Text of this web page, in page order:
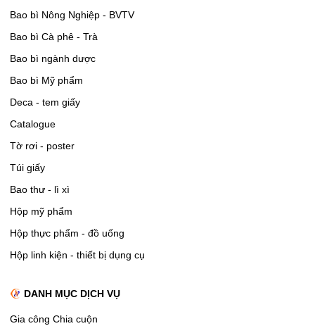
Bao bì Nông Nghiệp - BVTV
Bao bì Cà phê - Trà
Bao bì ngành dược
Bao bì Mỹ phẩm
Deca - tem giấy
Catalogue
Tờ rơi - poster
Túi giấy
Bao thư - lì xì
Hộp mỹ phẩm
Hộp thực phẩm - đồ uống
Hộp linh kiện - thiết bị dụng cụ
DANH MỤC DỊCH VỤ
Gia công Chia cuộn